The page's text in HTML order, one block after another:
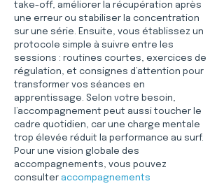
take-off, améliorer la récupération après
une erreur ou stabiliser la concentration
sur une série. Ensuite, vous établissez un
protocole simple à suivre entre les
sessions : routines courtes, exercices de
régulation, et consignes d’attention pour
transformer vos séances en
apprentissage. Selon votre besoin,
l’accompagnement peut aussi toucher le
cadre quotidien, car une charge mentale
trop élevée réduit la performance au surf.
Pour une vision globale des
accompagnements, vous pouvez
consulter accompagnements